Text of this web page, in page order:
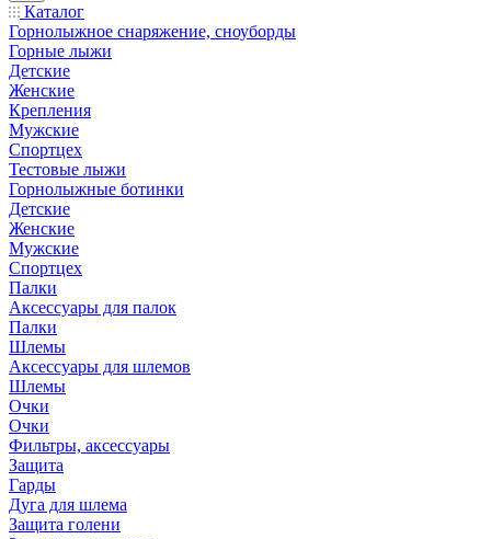
Каталог
Горнолыжное снаряжение, сноуборды
Горные лыжи
Детские
Женские
Крепления
Мужские
Спортцех
Тестовые лыжи
Горнолыжные ботинки
Детские
Женские
Мужские
Спортцех
Палки
Аксессуары для палок
Палки
Шлемы
Аксессуары для шлемов
Шлемы
Очки
Очки
Фильтры, аксессуары
Защита
Гарды
Дуга для шлема
Защита голени